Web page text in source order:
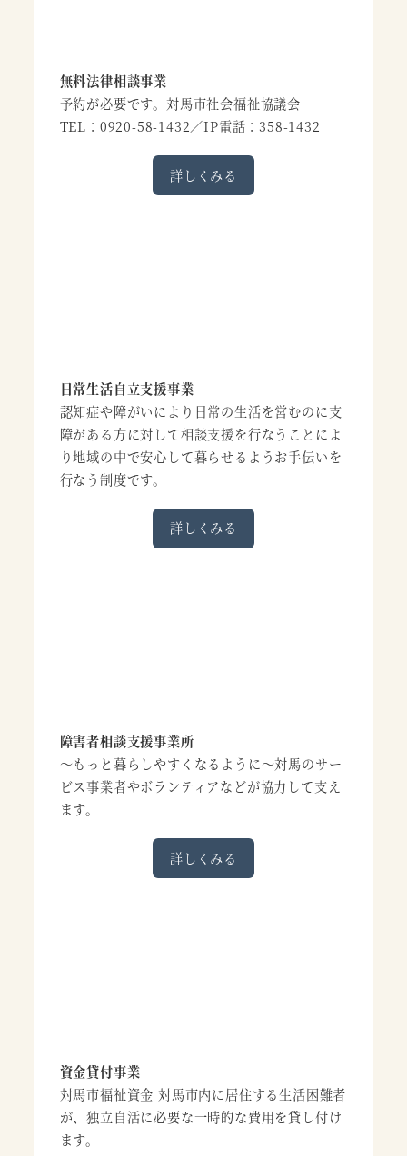
無料法律相談事業
予約が必要です。対馬市社会福祉協議会
TEL：0920-58-1432／IP電話：358-1432
詳しくみる
日常生活自立支援事業
認知症や障がいにより日常の生活を営むのに支
障がある方に対して相談支援を行なうことによ
り地域の中で安心して暮らせるようお手伝いを
行なう制度です。
詳しくみる
障害者相談支援事業所
～もっと暮らしやすくなるように～対馬のサー
ビス事業者やボランティアなどが協力して支え
ます。
詳しくみる
資金貸付事業
対馬市福祉資金 対馬市内に居住する生活困難者
が、独立自活に必要な一時的な費用を貸し付け
ます。